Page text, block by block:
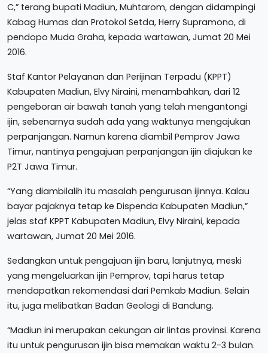
C,” terang bupati Madiun, Muhtarom, dengan didampingi
Kabag Humas dan Protokol Setda, Herry Supramono, di
pendopo Muda Graha, kepada wartawan, Jumat 20 Mei
2016.
Staf Kantor Pelayanan dan Perijinan Terpadu (KPPT)
Kabupaten Madiun, Elvy Niraini, menambahkan, dari 12
pengeboran air bawah tanah yang telah mengantongi
ijin, sebenarnya sudah ada yang waktunya mengajukan
perpanjangan. Namun karena diambil Pemprov Jawa
Timur, nantinya pengajuan perpanjangan ijin diajukan ke
P2T Jawa Timur.
“Yang diambilalih itu masalah pengurusan ijinnya. Kalau
bayar pajaknya tetap ke Dispenda Kabupaten Madiun,”
jelas staf KPPT Kabupaten Madiun, Elvy Niraini, kepada
wartawan, Jumat 20 Mei 2016.
Sedangkan untuk pengajuan ijin baru, lanjutnya, meski
yang mengeluarkan ijin Pemprov, tapi harus tetap
mendapatkan rekomendasi dari Pemkab Madiun. Selain
itu, juga melibatkan Badan Geologi di Bandung.
“Madiun ini merupakan cekungan air lintas provinsi. Karena
itu untuk pengurusan ijin bisa memakan waktu 2-3 bulan.